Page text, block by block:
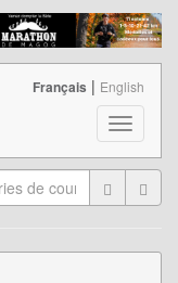
T
o
g
l
n
Français | English